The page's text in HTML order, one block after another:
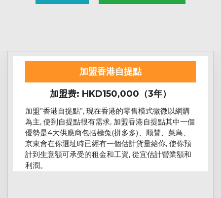
加盟香港自提點
加盟费: HKD150,000（3年）
加盟”香港自提點”, 現在香港的零售模式微微以網購
為主, 使到自提點很有需求, 加盟香港自提點其中一個
優勢是4大供應商包括極兔(拼多多)、顺豐、菜鳥、
京東會在你選址時已經有一個估計貨量給你, 使你預
計到生意額可承受的租金和工資, 從宜估計營業額和
利潤。